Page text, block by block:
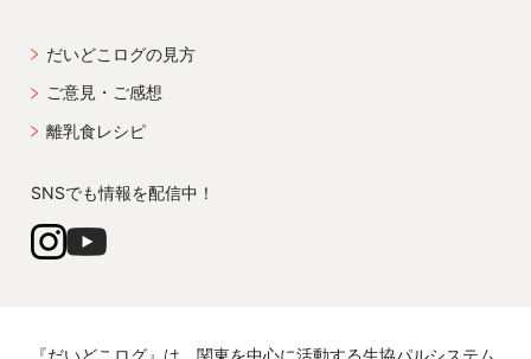
だいどこログの見方
ご意見・ご感想
離乳食レシピ
SNSでも情報を配信中！
『だいどこログ』は、関東を中心に活動する生協パルシステム